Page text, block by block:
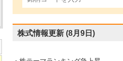
株式情報更新 (8月9日)